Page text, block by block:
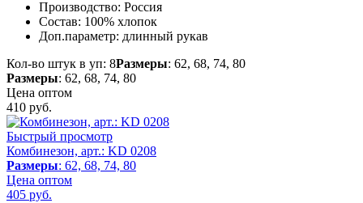
Производство: Россия
Состав: 100% хлопок
Доп.параметр: длинный рукав
Кол-во штук в уп: 8Размеры: 62, 68, 74, 80
Размеры: 62, 68, 74, 80
Цена оптом
410 руб.
Быстрый просмотр
Комбинезон, арт.: KD 0208
Размеры: 62, 68, 74, 80
Цена оптом
405 руб.